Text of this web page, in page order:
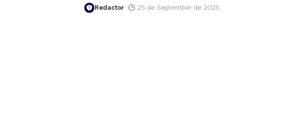
Redactor 25 de September de 2025